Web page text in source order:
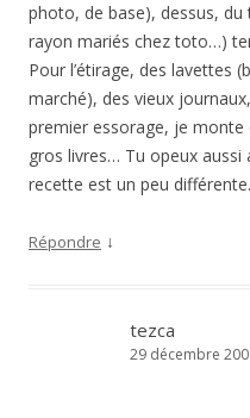
photo, de base), dessus,
rayon mariés chez toto…)
Pour l’étirage, des lavettes
marché), des vieux
premier essorage, je monte
gros livres… Tu opeux aussi
recette est un peu
Répondre ↓
tezca
29 décembre